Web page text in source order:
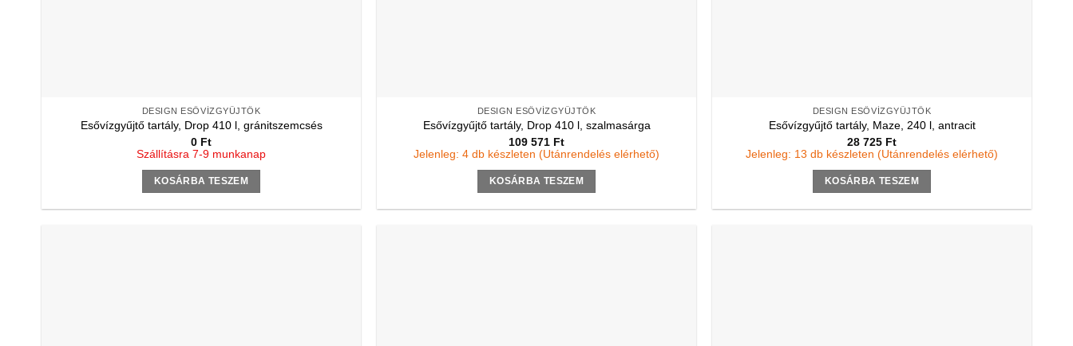
DESIGN ESŐVÍZGYŰJTŐK
Esővízgyűjtő tartály, Drop 410 l, gránitszemcsés
0 Ft
Szállításra 7-9 munkanap
KOSÁRBA TESZEM
DESIGN ESŐVÍZGYŰJTŐK
Esővízgyűjtő tartály, Drop 410 l, szalmasárga
109 571 Ft
Jelenleg: 4 db készleten (Utánrendelés elérhető)
KOSÁRBA TESZEM
DESIGN ESŐVÍZGYŰJTŐK
Esővízgyűjtő tartály, Maze, 240 l, antracit
28 725 Ft
Jelenleg: 13 db készleten (Utánrendelés elérhető)
KOSÁRBA TESZEM